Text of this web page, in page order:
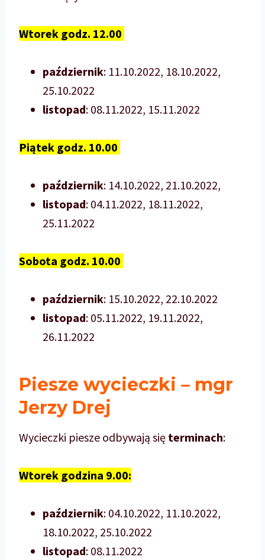
Wtorek godz. 12.00
październik: 11.10.2022, 18.10.2022,
25.10.2022
listopad: 08.11.2022, 15.11.2022
Piątek godz. 10.00
październik: 14.10.2022, 21.10.2022,
listopad: 04.11.2022, 18.11.2022,
25.11.2022
Sobota godz. 10.00
październik: 15.10.2022, 22.10.2022
listopad: 05.11.2022, 19.11.2022,
26.11.2022
Piesze wycieczki – mgr
Jerzy Drej
Wycieczki piesze odbywają się terminach:
Wtorek godzina 9.00:
październik: 04.10.2022, 11.10.2022,
18.10.2022, 25.10.2022
listopad: 08.11.2022